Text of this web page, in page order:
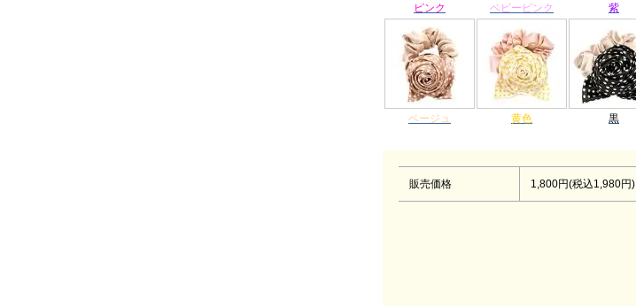
ピンク ベビーピンク 紫
ベージュ 黄色 黒
販売価格 1,800円(税込1,980円)